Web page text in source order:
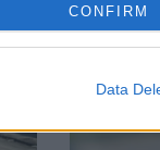
CONFIRM
Data